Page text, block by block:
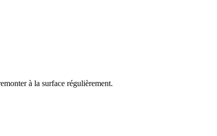
à la surface régulièrement.